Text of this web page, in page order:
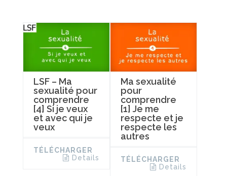
LSF – Ma
sexualité pour
comprendre
[4] Si je veux
et avec qui je
veux
TÉLÉCHARGER
Details
Ma sexualité
pour
comprendre
[1] Je me
respecte et je
respecte les
autres
TÉLÉCHARGER
Details